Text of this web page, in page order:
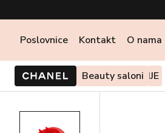
Poslovnice Kontakt O nama
Beauty saloni
PONUDE I AKCIJE